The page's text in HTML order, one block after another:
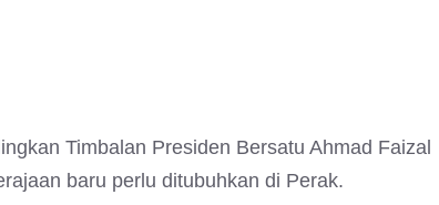
Timbalan Presiden Bersatu Ahmad Faizal
baru perlu ditubuhkan di Perak.